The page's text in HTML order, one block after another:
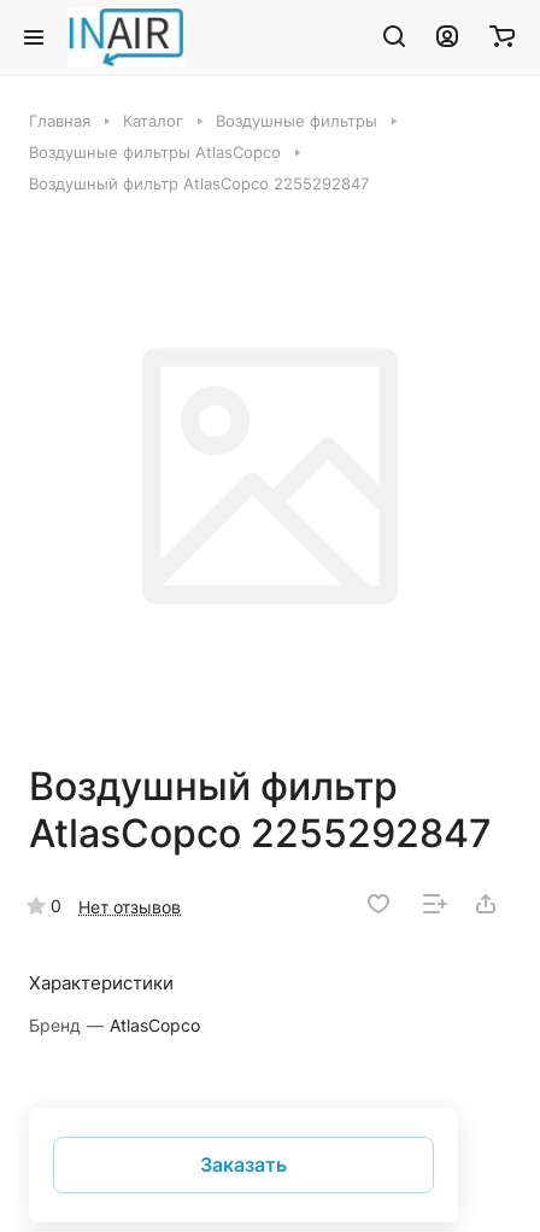
Главная Каталог
Воздушные фильтры
Воздушные фильтры AtlasCopco
Воздушный фильтр AtlasCopco 2255292847
Воздушный фильтр
AtlasCopco 2255292847
0 Нет отзывов
Характеристики
Бренд — AtlasCopco
Заказать